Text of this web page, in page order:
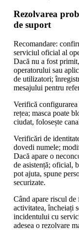
Rezolvarea
de suport
Recomandare:
serviciul oficial al
Dacă nu a fost
operatorului sau
de utilizatori;
mesajului pentru
Verifică
rețea; masca poate
ciudat, folosește
Verificări de
dovedi numele;
Dacă apare o
de asistență; oficial,
pot ajuta, spune
securizate.
Când apare riscul
activitatea, încheiați
incidentului cu
adesea o rezolvare